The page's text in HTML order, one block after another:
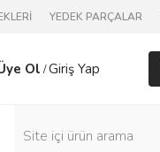
YEDEK PARÇALAR
Ol /Giriş Yap